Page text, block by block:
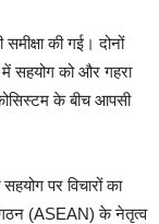
समीक्षा की गई। दोनों
में सहयोग को और गहरा
के बीच आपसी
पर विचारों का
(ASEAN) के नेतृत्व